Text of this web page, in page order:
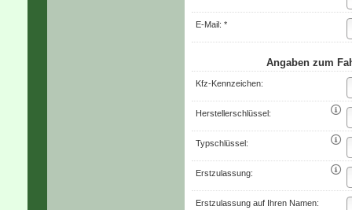
E-Mail: *
Angaben zum
Kfz-Kenn­zeichen:
Herstellerschlüssel: 
Typschlüssel: 
Erstzulassung: 
Erstzulassung auf Ihren Namen: